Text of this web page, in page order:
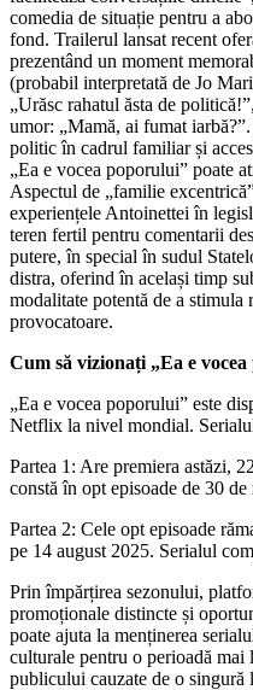
comedia de situație pentru a
fond. Trailerul lansat recent
prezentând un moment
(probabil interpretată de Jo
„Urăsc rahatul ăsta de
umor: „Mamă, ai fumat
politic în cadrul familiar și
„Ea e vocea poporului” poate
Aspectul de „familie
experiențele Antoinettei în
teren fertil pentru comentarii
putere, în special în sudul
distra, oferind în același timp
modalitate potentă de a stimula
provocatoare.
Cum să vizionați „Ea e
„Ea e vocea poporului” este
Netflix la nivel mondial.
Partea 1: Are premiera astăzi,
constă în opt episoade de 30 de
Partea 2: Cele opt episoade
pe 14 august 2025. Serialul
Prin împărțirea sezonului,
promoționale distincte și
poate ajuta la menținerea
culturale pentru o perioadă
publicului cauzate de o singură